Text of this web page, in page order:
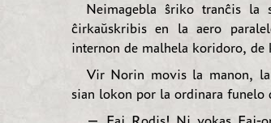
Neimagebla ŝriko tranĉis
ĉirkaŭskribis en la aero
internon de malhela koridoro,
Vir Norin movis la manon,
sian lokon por la ordinara funelo